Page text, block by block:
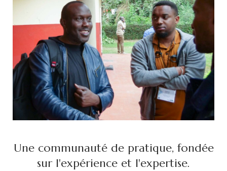
Une communauté de pratique, fondée
sur l'expérience et l'expertise.